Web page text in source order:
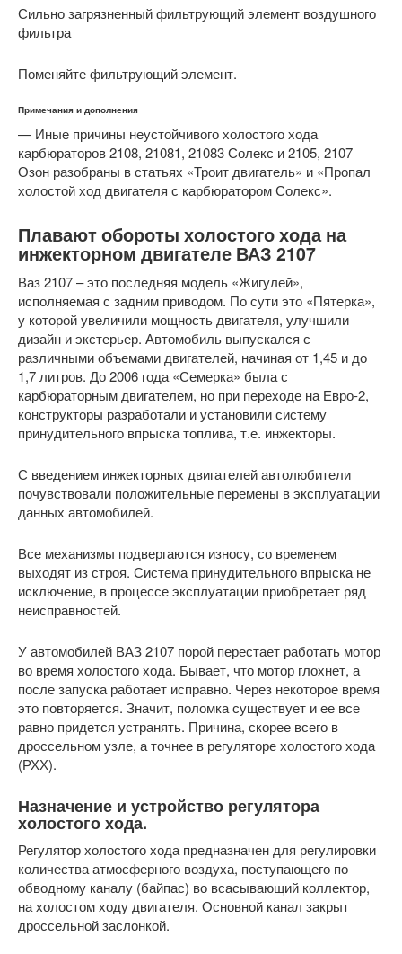
Сильно загрязненный фильтрующий элемент воздушного
фильтра
Поменяйте фильтрующий элемент.
Примечания и дополнения
— Иные причины неустойчивого холостого хода
карбюраторов 2108, 21081, 21083 Солекс и 2105, 2107
Озон разобраны в статьях «Троит двигатель» и «Пропал
холостой ход двигателя с карбюратором Солекс».
Плавают обороты холостого хода на
инжекторном двигателе ВАЗ 2107
Ваз 2107 – это последняя модель «Жигулей»,
исполняемая с задним приводом. По сути это «Пятерка»,
у которой увеличили мощность двигателя, улучшили
дизайн и экстерьер. Автомобиль выпускался с
различными объемами двигателей, начиная от 1,45 и до
1,7 литров. До 2006 года «Семерка» была с
карбюраторным двигателем, но при переходе на Евро-2,
конструкторы разработали и установили систему
принудительного впрыска топлива, т.е. инжекторы.
С введением инжекторных двигателей автолюбители
почувствовали положительные перемены в эксплуатации
данных автомобилей.
Все механизмы подвергаются износу, со временем
выходят из строя. Система принудительного впрыска не
исключение, в процессе эксплуатации приобретает ряд
неисправностей.
У автомобилей ВАЗ 2107 порой перестает работать мотор
во время холостого хода. Бывает, что мотор глохнет, а
после запуска работает исправно. Через некоторое время
это повторяется. Значит, поломка существует и ее все
равно придется устранять. Причина, скорее всего в
дроссельном узле, а точнее в регуляторе холостого хода
(РХХ).
Назначение и устройство регулятора
холостого хода.
Регулятор холостого хода предназначен для регулировки
количества атмосферного воздуха, поступающего по
обводному каналу (байпас) во всасывающий коллектор,
на холостом ходу двигателя. Основной канал закрыт
дроссельной заслонкой.